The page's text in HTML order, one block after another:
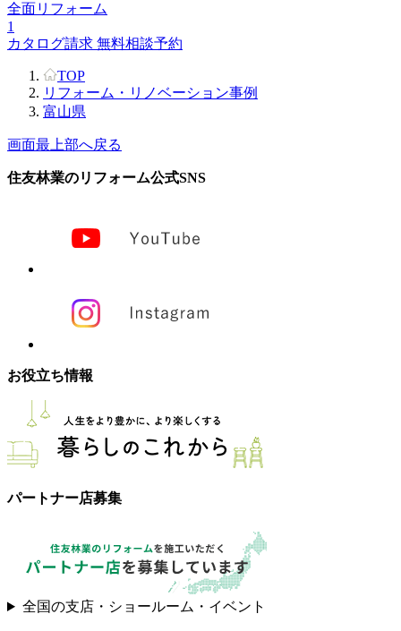
全面リフォーム
1
カタログ請求 無料相談予約
TOP
リフォーム・リノベーション事例
富山県
画面最上部へ戻る
住友林業のリフォーム公式SNS
お役立ち情報
パートナー店募集
全国の支店・ショールーム・イベント